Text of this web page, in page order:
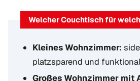
Welcher Couchtisch für
Kleines Wohnzimmer:
platzsparend und
Großes Wohnzimmer mit